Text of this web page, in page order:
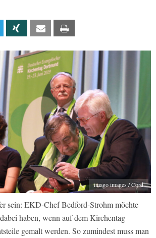
Linkedin Xing Email
imago images / Cord
sein: EKD-Chef Bedford-Strohm möchte
haben, wenn auf dem Kirchentag
gemalt werden. So zumindest muss man